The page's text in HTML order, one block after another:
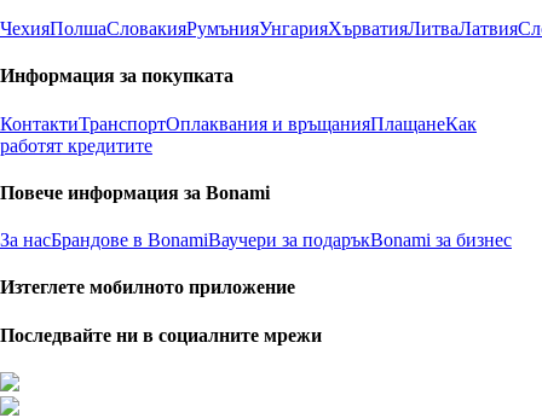
ЧехияПолшаСловакияРумънияУнгарияХърватияЛитваЛатвия
Информация за покупката
КонтактиТранспортОплаквания и връщанияПлащанеКак
работят кредитите
Повече информация за Bonami
За насБрандове в BonamiВаучери за подаръкBonami за бизнес
Изтеглете мобилното приложение
Последвайте ни в социалните мрежи